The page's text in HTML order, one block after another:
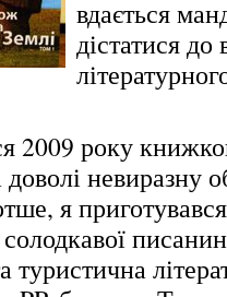
вдається
дістатися
2009 року
невиразну
я приготувався
солодкавої
туристична